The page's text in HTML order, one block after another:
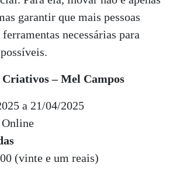
garantir que mais pessoas
necessárias para
Criativos – Mel Campos
a 21/04/2025
Online
(vinte e um reais)